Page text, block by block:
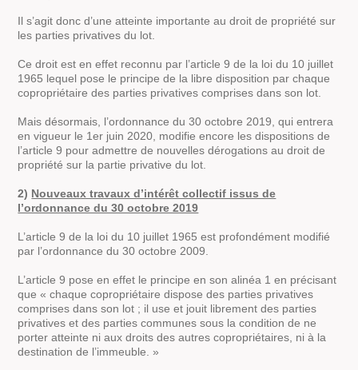
Il s’agit donc d’une atteinte importante au droit de propriété sur
les parties privatives du lot.
Ce droit est en effet reconnu par l’article 9 de la loi du 10 juillet
1965 lequel pose le principe de la libre disposition par chaque
copropriétaire des parties privatives comprises dans son lot.
Mais désormais, l’ordonnance du 30 octobre 2019, qui entrera
en vigueur le 1er juin 2020, modifie encore les dispositions de
l’article 9 pour admettre de nouvelles dérogations au droit de
propriété sur la partie privative du lot.
2) Nouveaux travaux d’intérêt collectif issus de
l’ordonnance du 30 octobre 2019
L’article 9 de la loi du 10 juillet 1965 est profondément modifié
par l’ordonnance du 30 octobre 2009.
L’article 9 pose en effet le principe en son alinéa 1 en précisant
que « chaque copropriétaire dispose des parties privatives
comprises dans son lot ; il use et jouit librement des parties
privatives et des parties communes sous la condition de ne
porter atteinte ni aux droits des autres copropriétaires, ni à la
destination de l’immeuble. »